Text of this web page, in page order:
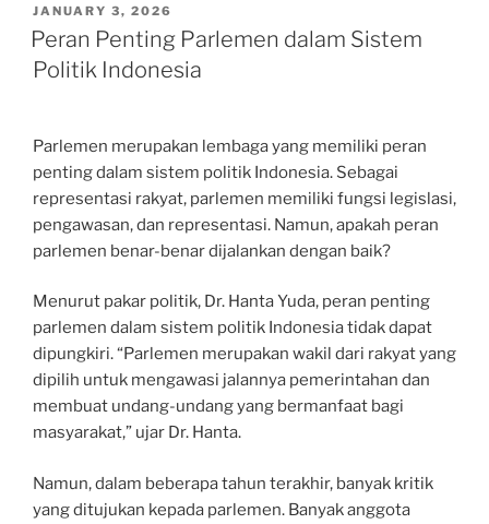
POSTED
ON
JANUARY 3, 2026
Peran Penting Parlemen dalam Sistem
Politik Indonesia
Parlemen merupakan lembaga yang memiliki peran
penting dalam sistem politik Indonesia. Sebagai
representasi rakyat, parlemen memiliki fungsi legislasi,
pengawasan, dan representasi. Namun, apakah peran
parlemen benar-benar dijalankan dengan baik?
Menurut pakar politik, Dr. Hanta Yuda, peran penting
parlemen dalam sistem politik Indonesia tidak dapat
dipungkiri. “Parlemen merupakan wakil dari rakyat yang
dipilih untuk mengawasi jalannya pemerintahan dan
membuat undang-undang yang bermanfaat bagi
masyarakat,” ujar Dr. Hanta.
Namun, dalam beberapa tahun terakhir, banyak kritik
yang ditujukan kepada parlemen. Banyak anggota